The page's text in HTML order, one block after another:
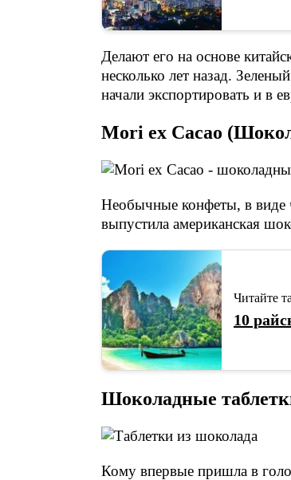
Делают его на основе
несколько лет назад.
начали экспортировать и в
Mori ex Cacao
Необычные конфеты, в виде
выпустила американская
Читайте
10
Шоколадные
Кому впервые пришла в